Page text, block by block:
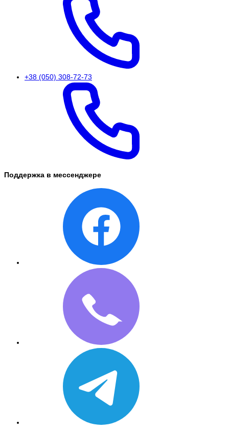
+38 (050) 308-72-73
Поддержка в мессенджере